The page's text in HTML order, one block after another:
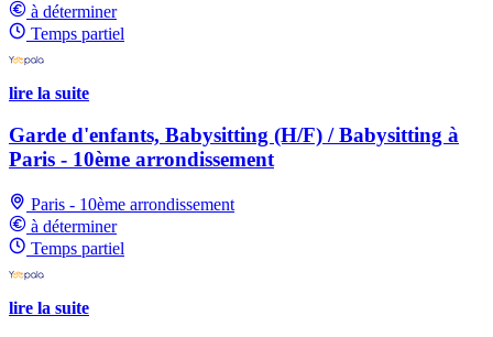
à déterminer
Temps partiel
lire la suite
Garde d'enfants, Babysitting (H/F) / Babysitting à
Paris - 10ème arrondissement
Paris - 10ème arrondissement
à déterminer
Temps partiel
lire la suite